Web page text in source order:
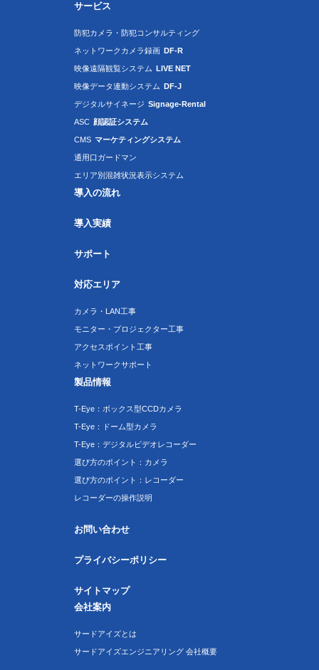
サービス
防犯カメラ・防犯コンサルティング
ネットワークカメラ録画 DF-R
映像遠隔観覧システム LIVE NET
映像データ連動システム DF-J
デジタルサイネージ Signage-Rental
ASC 顔認証システム
CMS マーケティングシステム
通用口ガードマン
エリア別混雑状況表示システム
導入の流れ
導入実績
サポート
対応エリア
カメラ・LAN工事
モニター・プロジェクター工事
アクセスポイント工事
ネットワークサポート
製品情報
T-Eye：ボックス型CCDカメラ
T-Eye：ドーム型カメラ
T-Eye：デジタルビデオレコーダー
選び方のポイント：カメラ
選び方のポイント：レコーダー
レコーダーの操作説明
お問い合わせ
プライバシーポリシー
サイトマップ
会社案内
サードアイズとは
サードアイズエンジニアリング 会社概要